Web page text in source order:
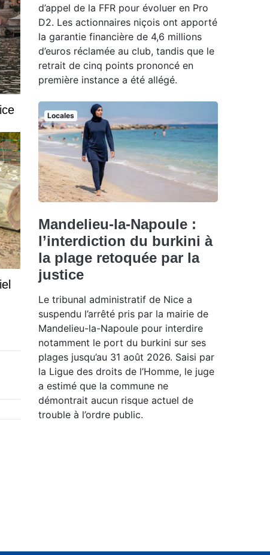
d’appel de la FFR pour évoluer en Pro
D2. Les actionnaires niçois ont apporté
la garantie financière de 4,6 millions
d’euros réclamée au club, tandis que le
retrait de cinq points prononcé en
première instance a été allégé.
Locales
Mandelieu-la-Napoule :
l’interdiction du burkini à
la plage retoquée par la
justice
Le tribunal administratif de Nice a
suspendu l’arrêté pris par la mairie de
Mandelieu-la-Napoule pour interdire
notamment le port du burkini sur ses
plages jusqu’au 31 août 2026. Saisi par
la Ligue des droits de l’Homme, le juge
a estimé que la commune ne
démontrait aucun risque actuel de
trouble à l’ordre public.